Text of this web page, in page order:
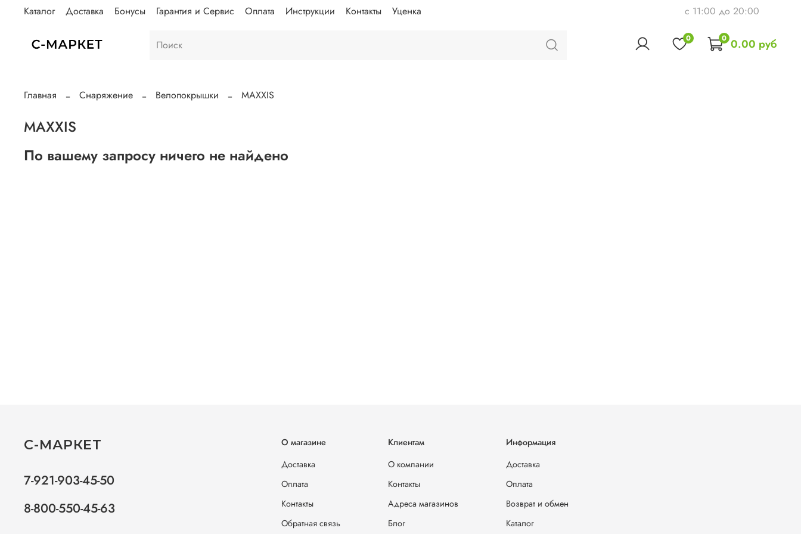
Каталог Доставка Бонусы Гарантия и Сервис Оплата Инструкции Контакты Уценка c 11:00 до 20:00
0 0 0.00 руб
Главная Снаряжение Велопокрышки MAXXIS
MAXXIS
По вашему запросу ничего не найдено
О магазине
Доставка
Оплата
Контакты
Обратная связь
Клиентам
О компании
Контакты
Адреса магазинов
Блог
Информация
Доставка
Оплата
Возврат и обмен
Каталог
С-МАРКЕТ
7-921-903-45-50
8-800-550-45-63